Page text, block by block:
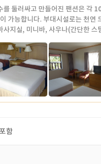
를 둘러싸고 만들어진 팬션은 각
가능합니다. 부대시설로는 천연
사지실, 미니바, 사우나(간단한
수를 중심으로 하여 6개동으로
으로 수영자, 마린동, 케이프동으
에 있다. 라군동와 마린동 사이
관리 되어 있다.
160명
함